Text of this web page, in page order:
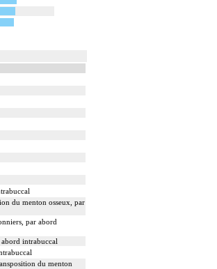
du menton osseux, par
par abord
intrabuccal
du menton